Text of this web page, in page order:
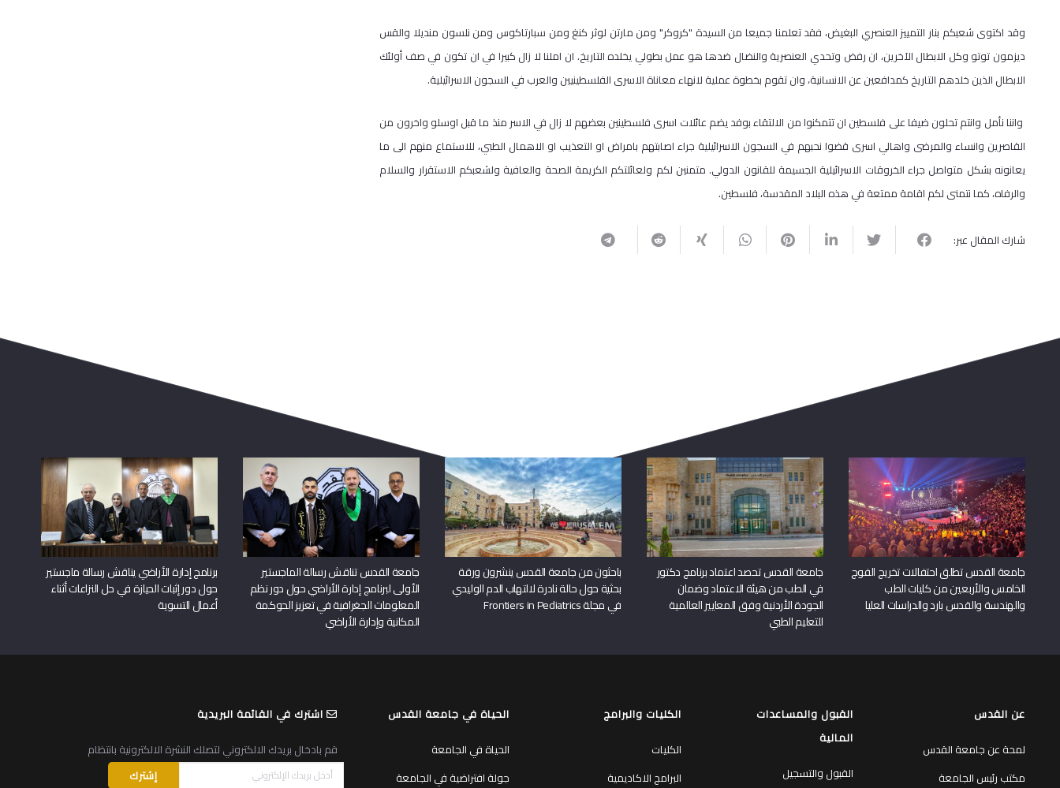
وقد اكتوى شعبكم بنار التمييز العنصري البغيض، فقد تعلمنا جميعا من السيدة "كروكر" ومن مارتن لوثر كنغ ومن سبارتاكوس ومن نلسون منديلا والقس
ديزمون توتو وكل الابطال الآخرين، ان رفض وتحدي العنصرية والنضال ضدها هو عمل بطولي يخلده التاريخ. ان املنا لا زال كبيرا في ان تكون في صف أولئك
الابطال الذين خلدهم التاريخ كمدافعين عن الانسانية، وان تقوم بخطوة عملية لانهاء معاناة الاسرى الفلسطينيين والعرب في السجون الاسرائيلية.
واننا نأمل وانتم تحلون ضيفا على فلسطين ان تتمكنوا من الالتقاء بوفد يضم عائلات اسرى فلسطينين بعضهم لا زال في الاسر منذ ما قبل اوسلو واخرون من
القاصرين وانساء والمرضى واهالي اسرى قضوا نحبهم في السجون الاسرائيلية جراء اصابتهم بامراض او التعذيب او الاهمال الطبي، للاستماع منهم الى ما
يعانونه بشكل متواصل جراء الخروقات الاسرائيلية الجسيمة للقانون الدولي. متمنين لكم ولعائلتكم الكريمة الصحة والعافية ولشعبكم الاستقرار والسلام
والرفاه، كما نتمنى لكم اقامة ممتعة في هذه البلاد المقدسة، فلسطين.
شارك المقال عبر:
جامعة القدس تطلق احتفالات تخريج الفوج
الخامس والأربعين من كليات الطب
والهندسة والقدس بارد والدراسات العليا
جامعة القدس تحصد اعتماد برنامج دكتور
في الطب من هيئة الاعتماد وضمان
الجودة الأردنية وفق المعايير العالمية
للتعليم الطبي
باحثون من جامعة القدس ينشرون ورقة
بحثية حول حالة نادرة لالتهاب الدم الوليدي
في مجلة Frontiers in Pediatrics
جامعة القدس تناقش رسالة الماجستير
الأولى لبرنامج إدارة الأراضي حول دور نظم
المعلومات الجغرافية في تعزيز الحوكمة
المكانية وإدارة الأراضي
برنامج إدارة الأراضي يناقش رسالة ماجستير
حول دور إثبات الحيازة في حل النزاعات أثناء
أعمال التسوية
عن القدس
لمحة عن جامعة القدس
مكتب رئيس الجامعة
القبول والمساعدات
المالية
القبول والتسجيل
الكليات والبرامج
الكليات
البرامج الاكاديمية
الحياة في جامعة القدس
الحياة في الجامعة
جولة افتراضية في الجامعة
اشترك في القائمة البريدية
قم بادخال بريدك الالكتروني لتصلك النشرة الالكترونية بانتظام